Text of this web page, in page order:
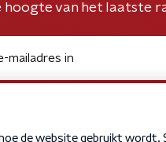
van het laatste